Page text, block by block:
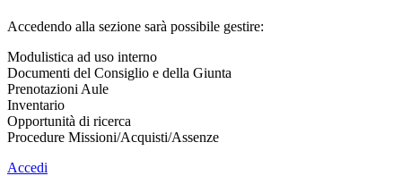
Accedendo alla sezione sarà possibile gestire:
Modulistica ad uso interno
Documenti del Consiglio e della Giunta
Prenotazioni Aule
Inventario
Opportunità di ricerca
Procedure Missioni/Acquisti/Assenze
Accedi